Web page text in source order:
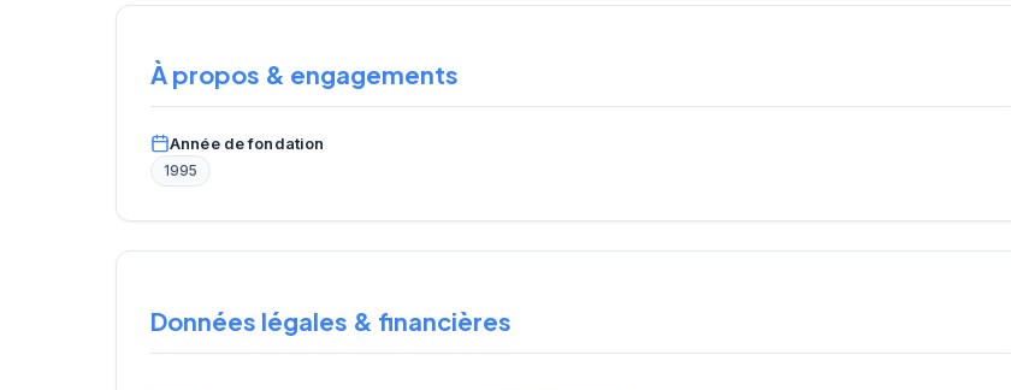
À propos & engagements
Année de fondation
1995
Données légales & financières